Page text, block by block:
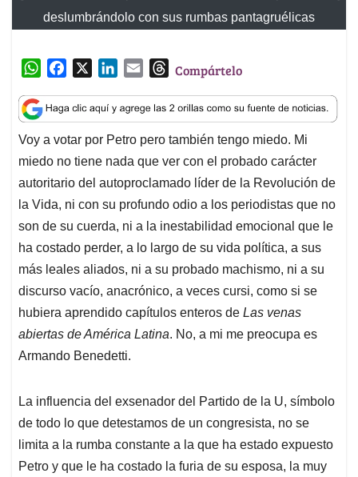
deslumbrándolo con sus rumbas pantagruélicas
W
a
t
s
A
p
p
c
e
b
o
o
k
n
k
e
d
I
n
a
i
l
T
r
e
a
d
s
Compártelo
Voy a votar por Petro pero también tengo miedo. Mi
miedo no tiene nada que ver con el probado carácter
autoritario del autoproclamado líder de la Revolución de
la Vida, ni con su profundo odio a los periodistas que no
son de su cuerda, ni a la inestabilidad emocional que le
ha costado perder, a lo largo de su vida política, a sus
más leales aliados, ni a su probado machismo, ni a su
discurso vacío, anacrónico, a veces cursi, como si se
hubiera aprendido capítulos enteros de Las venas
abiertas de América Latina. No, a mi me preocupa es
Armando Benedetti.
La influencia del exsenador del Partido de la U, símbolo
de todo lo que detestamos de un congresista, no se
limita a la rumba constante a la que ha estado expuesto
Petro y que le ha costado la furia de su esposa, la muy